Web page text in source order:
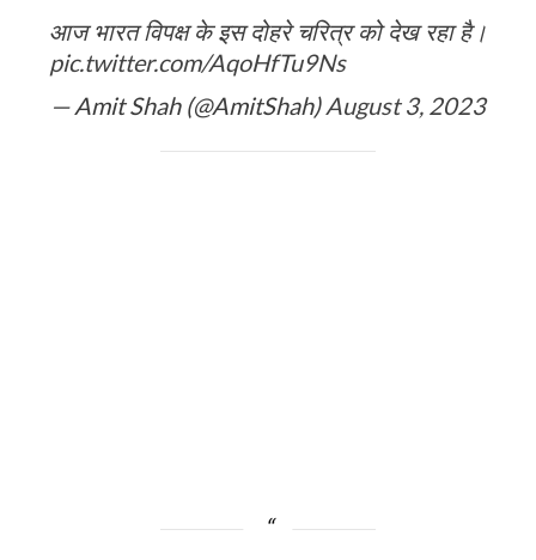
आज भारत विपक्ष के इस दोहरे चरित्र को देख रहा है।
pic.twitter.com/AqoHfTu9Ns
— Amit Shah (@AmitShah)August 3, 2023